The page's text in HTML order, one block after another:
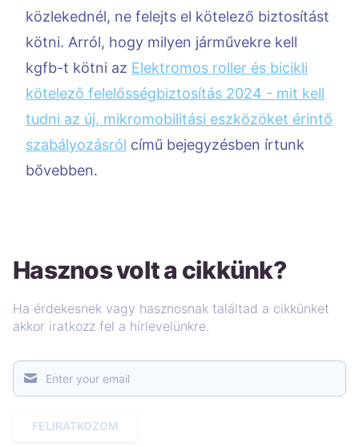
közlekednél, ne felejts el kötelező biztosítást
kötni. Arról, hogy milyen járművekre kell
kgfb-t kötni az Elektromos roller és bicikli
kötelező felelősségbiztosítás 2024 - mit kell
tudni az új, mikromobilitási eszközöket érintő
szabályozásról című bejegyzésben írtunk
bővebben.
Hasznos volt a cikkünk?
Ha érdekesnek vagy hasznosnak találtad a cikkünket
akkor iratkozz fel a hírlevelünkre.
FELIRATKOZOM